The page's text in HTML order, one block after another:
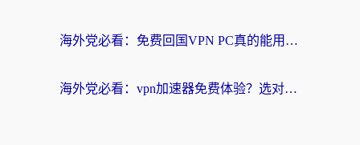
海外党必看：免费回国VPN PC真的能用？附国内高速VPN选择全攻略
海外党必看：vpn加速器免费体验？选对回国加速器才能无缝刷国内剧玩国服